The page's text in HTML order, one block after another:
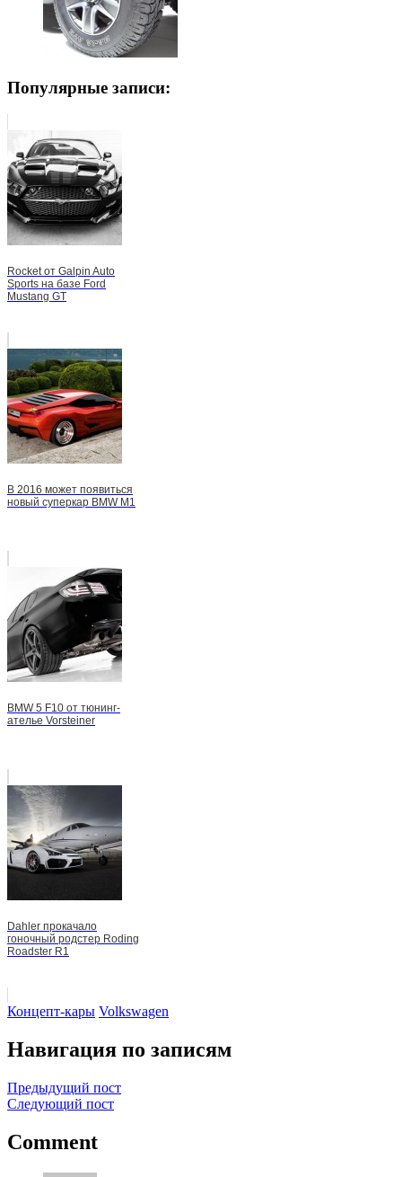
Популярные записи:
Rocket от Galpin Auto
Sports на базе Ford
Mustang GT
В 2016 может появиться
новый суперкар BMW М1
BMW 5 F10 от тюнинг-
ателье Vorsteiner
Dahler прокачало
гоночный родстер Roding
Roadster R1
Концепт-кары Volkswagen
Навигация по записям
Предыдущий пост
Следующий пост
Comment